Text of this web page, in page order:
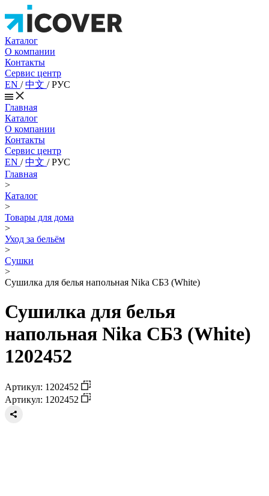
Каталог
О компании
Контакты
Сервис центр
EN /中文 /РУС
Главная
Каталог
О компании
Контакты
Сервис центр
EN /中文 /РУС
Главная
>
Каталог
>
Товары для дома
>
Уход за бельём
>
Сушки
>
Сушилка для белья напольная Nika СБ3 (White)
Сушилка для белья
напольная Nika СБ3 (White)
1202452
Артикул: 1202452
Артикул: 1202452